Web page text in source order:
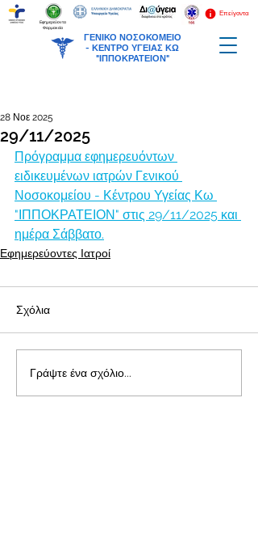
ΓΕΝΙΚΟ ΝΟΣΟΚΟΜΕΙΟ
- ΚΕΝΤΡΟ ΥΓΕΙΑΣ ΚΩ
"ΙΠΠΟΚΡΑΤΕΙΟΝ"
Επείγοντα
Εφημερεύοντα
Φαρμακεία
29/11/2025
28 Νοε 2025
Πρόγραμμα εφημερευόντων
ειδικευμένων ιατρών Γενικού
Νοσοκομείου - Κέντρου Υγείας Κω
"ΙΠΠΟΚΡΑΤΕΙΟΝ" στις 29/11/2025 και
ημέρα Σάββατο.
Εφημερεύοντες Ιατροί
Σχόλια
Γράψτε ένα σχόλιο...